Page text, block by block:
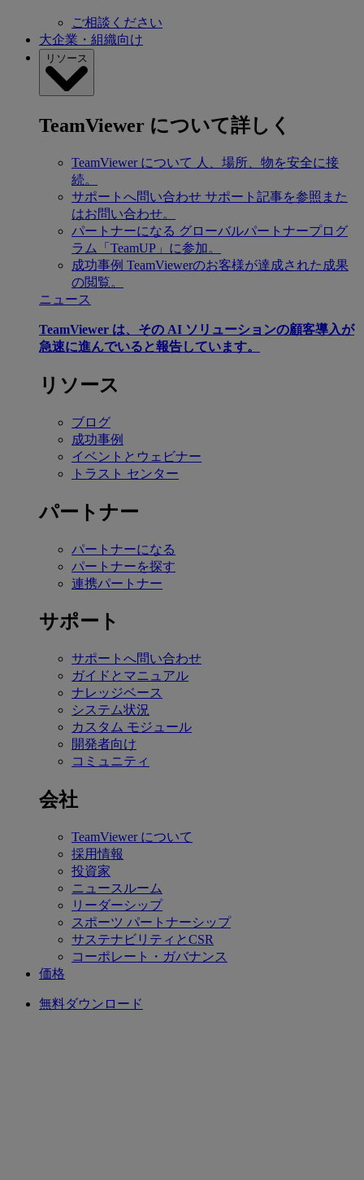
ご相談ください
大企業・組織向け
リソース
TeamViewer について詳しく
TeamViewer について 人、場所、物を安全に接
続。
サポートへ問い合わせ サポート記事を参照また
はお問い合わせ。
パートナーになる グローバルパートナープログ
ラム「TeamUP」に参加。
成功事例 TeamViewerのお客様が達成された成果
の閲覧。
ニュース
TeamViewer は、その AI ソリューションの顧客導入が
急速に進んでいると報告しています。
リソース
ブログ
成功事例
イベントとウェビナー
トラスト センター
パートナー
パートナーになる
パートナーを探す
連携パートナー
サポート
サポートへ問い合わせ
ガイドとマニュアル
ナレッジベース
システム状況
カスタム モジュール
開発者向け
コミュニティ
会社
TeamViewer について
採用情報
投資家
ニュースルーム
リーダーシップ
スポーツ パートナーシップ
サステナビリティとCSR
コーポレート・ガバナンス
価格
無料ダウンロード